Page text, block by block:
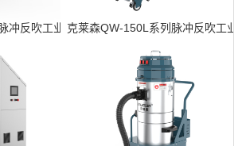
冲反吹工业吸尘器克莱森QW-150L系列脉冲反吹工业